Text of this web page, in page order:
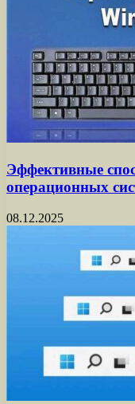
Эффективные
операционных
08.12.2025